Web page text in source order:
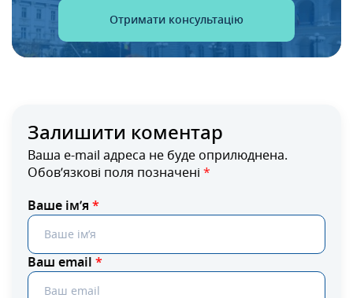
Отримати консультацію
Залишити коментар
Ваша e-mail адреса не буде оприлюднена.
Обов’язкові поля позначені *
Ваше ім’я *
Ваш email *